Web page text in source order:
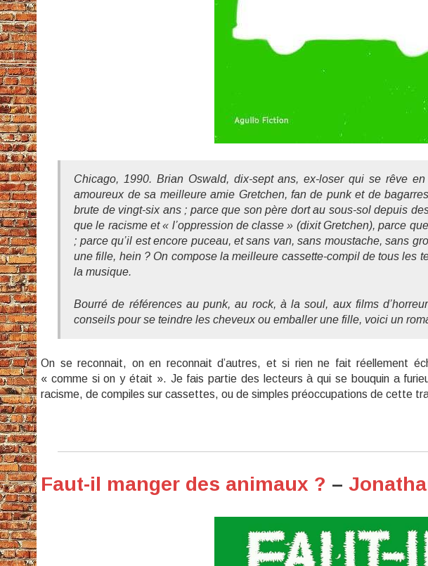
Chicago, 1990. Brian Oswald, dix-sept ans, ex-loser qui se rêve
amoureux de sa meilleure amie Gretchen, fan de punk et de
brute de vingt-six ans ; parce que son père dort au sous-sol depuis
que le racisme et « l’oppression de classe » (dixit Gretchen), parce
; parce qu’il est encore puceau, et sans van, sans moustache, sans
une fille, hein ? On compose la meilleure cassette-compil de tous les
la musique.
Bourré de références au punk, au rock, à la soul, aux films
conseils pour se teindre les cheveux ou emballer une fille, voici un
On se reconnait, on en reconnait d’autres, et si rien ne fait réellement
« comme si on y était ». Je fais partie des lecteurs à qui se bouquin a
racisme, de compiles sur cassettes, ou de simples préoccupations de cette
Faut-il manger des animaux ? –